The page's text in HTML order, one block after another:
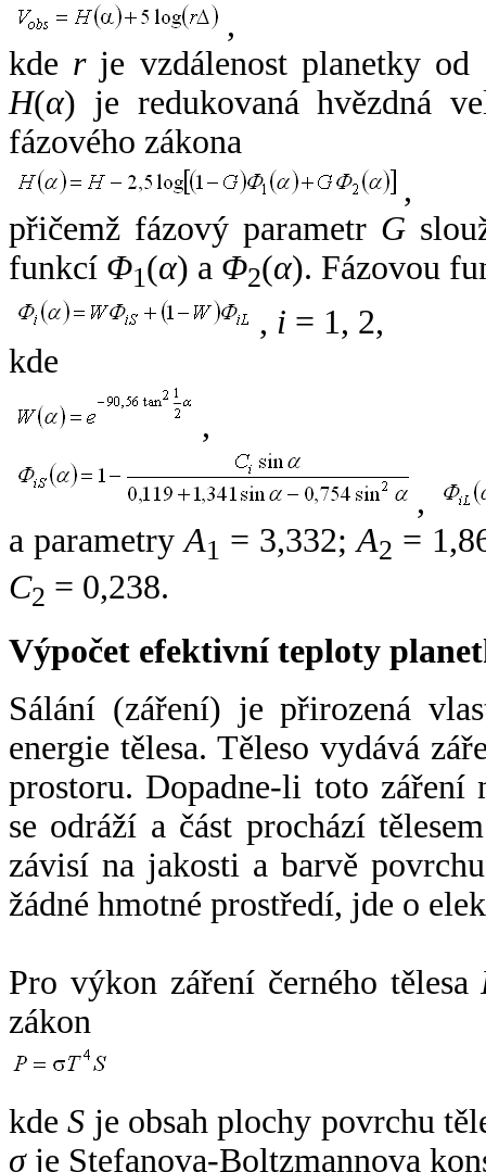
,
kde rje vzdálenost planetky od
H(α) je redukovaná hvězdná
fázového zákona
,
přičemž fázový parametr G
funkcí Φ1(α) a Φ2(α). Fázovou
, i = 1, 2,
kde
,
,
a parametryA1 = 3,332;A2 =
C2 = 0,238.
Výpočet efektivní teploty
Sálání (záření) je přirozená
energie tělesa. Těleso vydává
prostoru. Dopadne-li toto záření
se odráží a část prochází
závisí na jakosti a barvě
žádné hmotné prostředí, jde o
Pro výkon záření černého tělesa
zákon
kdeS je obsah plochy povrchu
σje Stefanova-Boltzmannova